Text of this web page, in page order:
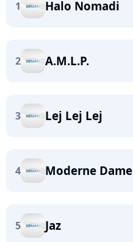
1 Halo Nomadi
2 A.M.L.P.
3 Lej Lej Lej
4 Moderne Dame
5 Jaz